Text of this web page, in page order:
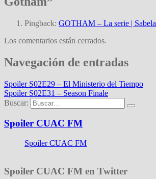
Pingback: GOTHAM – La serie |
Los comentarios están cerrados.
Navegación de entradas
Spoiler S02E29 – El Ministerio del Tiempo
Spoiler S02E31 – Season Finale
Buscar:
Spoiler CUAC FM
Spoiler CUAC FM
Spoiler CUAC FM en Twitter